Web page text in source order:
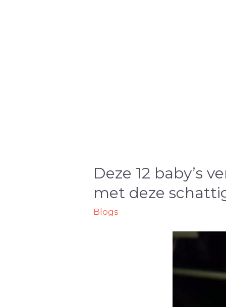
Deze 12 baby’s
met deze
Blogs